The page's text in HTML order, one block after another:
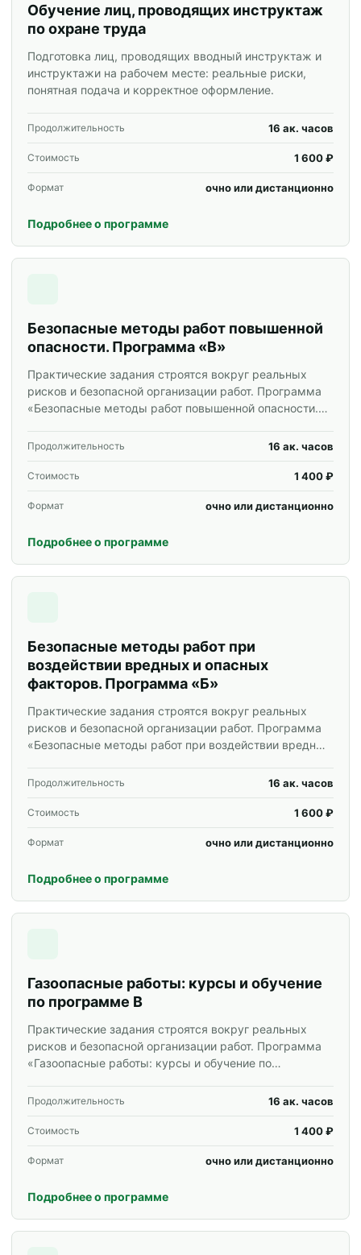
Обучение лиц, проводящих инструктаж
по охране труда
Подготовка лиц, проводящих вводный инструктаж и
инструктажи на рабочем месте: реальные риски,
понятная подача и корректное оформление.
Продолжительность 16 ак. часов
Стоимость 1 600 ₽
Формат очно или дистанционно
Подробнее о программе
Безопасные методы работ повышенной
опасности. Программа «В»
Практические задания строятся вокруг реальных
рисков и безопасной организации работ. Программа
«Безопасные методы работ повышенной опасности.
групп.
Продолжительность 16 ак. часов
Стоимость 1 400 ₽
Формат очно или дистанционно
Подробнее о программе
Безопасные методы работ при
воздействии вредных и опасных
факторов. Программа «Б»
Практические задания строятся вокруг реальных
рисков и безопасной организации работ. Программа
«Безопасные методы работ при воздействии вредных
специалистов и корпоративных групп.
Продолжительность 16 ак. часов
Стоимость 1 600 ₽
Формат очно или дистанционно
Подробнее о программе
Газоопасные работы: курсы и обучение
по программе В
Практические задания строятся вокруг реальных
рисков и безопасной организации работ. Программа
«Газоопасные работы: курсы и обучение по
групп.
Продолжительность 16 ак. часов
Стоимость 1 400 ₽
Формат очно или дистанционно
Подробнее о программе